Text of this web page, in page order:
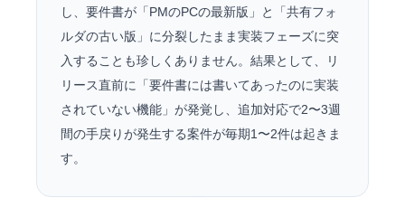
し、要件書が「PMのPCの最新版」と「共有フォ
ルダの古い版」に分裂したまま実装フェーズに突
入することも珍しくありません。結果として、リ
リース直前に「要件書には書いてあったのに実装
されていない機能」が発覚し、追加対応で2〜3週
間の手戻りが発生する案件が毎期1〜2件は起きま
す。